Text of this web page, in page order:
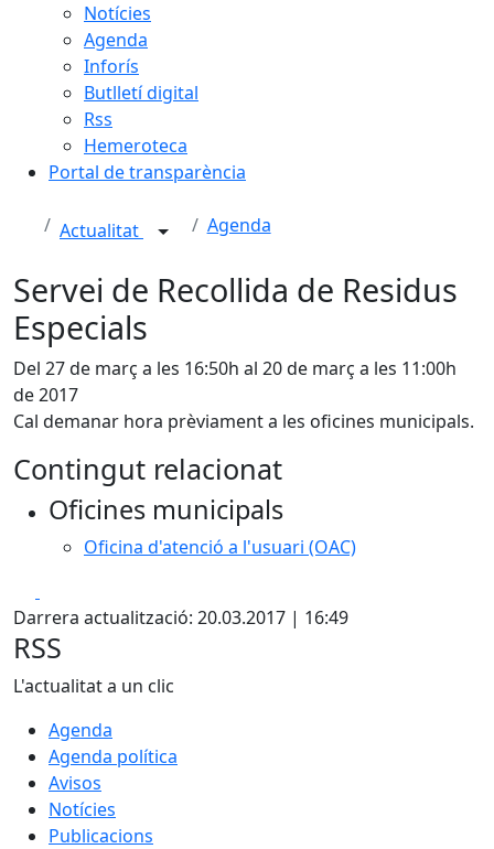
Notícies
Agenda
Inforís
Butlletí digital
Rss
Hemeroteca
Portal de transparència
Actualitat Agenda
Servei de Recollida de Residus
Especials
Del 27 de març a les 16:50h al 20 de març a les 11:00h
de 2017
Cal demanar hora prèviament a les oficines municipals.
Contingut relacionat
Oficines municipals
Oficina d'atenció a l'usuari (OAC)
Darrera actualització: 20.03.2017 | 16:49
RSS
L'actualitat a un clic
Agenda
Agenda política
Avisos
Notícies
Publicacions